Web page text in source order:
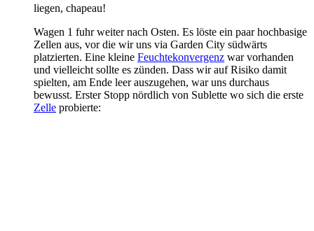
liegen, chapeau!
Wagen 1 fuhr weiter nach Osten. Es löste ein paar hochbasige
Zellen aus, vor die wir uns via Garden City südwärts
platzierten. Eine kleine Feuchtekonvergenz war vorhanden
und vielleicht sollte es zünden. Dass wir auf Risiko damit
spielten, am Ende leer auszugehen, war uns durchaus
bewusst. Erster Stopp nördlich von Sublette wo sich die erste
Zelle probierte: